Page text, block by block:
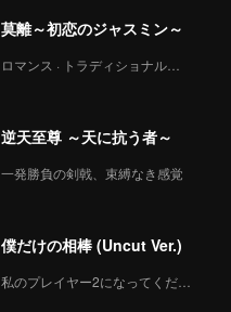
莫離～初恋のジャスミン～
ロマンス · トラディショナル・コスチューム
逆天至尊 ～天に抗う者～
一発勝負の剣戟、束縛なき感覚
僕だけの相棒 (Uncut Ver.)
私のプレイヤー2になってください